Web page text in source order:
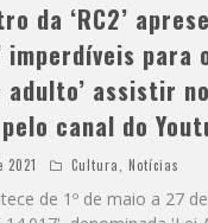
da ‘RC2’
imperdíveis para
assistir no
canal do
2021 Cultura Notícias
de 1º de maio a 27